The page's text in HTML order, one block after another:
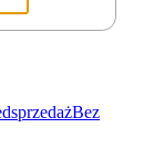
Bez